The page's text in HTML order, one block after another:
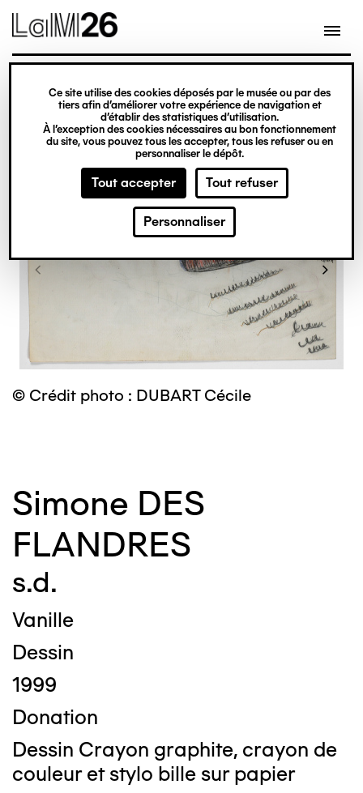
Gestion des cookies
Ce site utilise des cookies déposés par le musée ou par des
tiers afin d’améliorer votre expérience de navigation et
d’établir des statistiques d’utilisation.
À l’exception des cookies nécessaires au bon fonctionnement
du site, vous pouvez tous les accepter, tous les refuser ou en
personnaliser le dépôt.
Tout accepter Tout refuser
Personnaliser
contenu
© Crédit photo : DUBART Cécile
Simone DES
FLANDRES
s.d.
Vanille
Dessin
1999
Donation
Dessin Crayon graphite, crayon de
couleur et stylo bille sur papier